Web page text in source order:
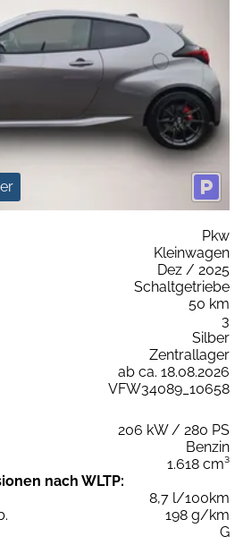
Pkw
Kleinwagen
Dez / 2025
Schaltgetriebe
50 km
3
Silber
Zentrallager
ab ca. 18.08.2026
VFW34089_10658
206 kW / 280 PS
Benzin
1.618 cm³
nach WLTP:
8,7 l/100km
198 g/km
G